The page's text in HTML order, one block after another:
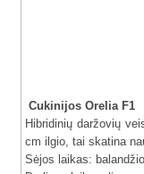
Cukinijos Orelia F1
Hibridinių daržovių
cm ilgio, tai skatina
Sėjos laikas: